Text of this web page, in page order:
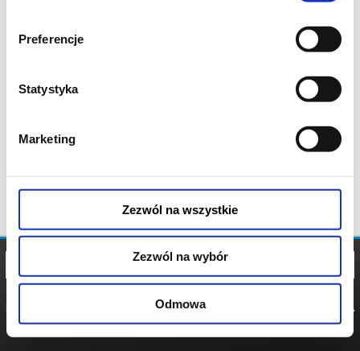
Preferencje
Statystyka
Marketing
Zezwól na wszystkie
Zezwól na wybór
Odmowa
POLITYKA
POLITYKA